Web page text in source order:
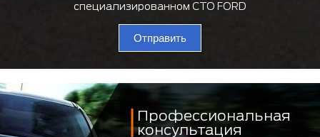
специализированном СТО FORD
Отправить
Профессиональная
консультация